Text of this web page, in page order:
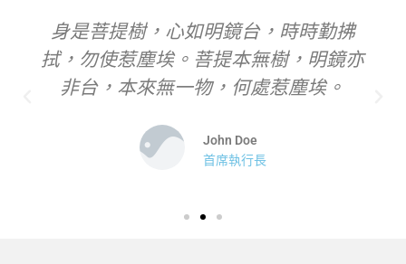
身是菩提樹，心如明鏡台，時時勤拂
拭，勿使惹塵埃。菩提本無樹，明鏡亦
非台，本來無一物，何處惹塵埃。
John Doe
首席執行長